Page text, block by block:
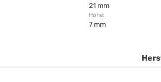
21 mm
Höhe:
7 mm